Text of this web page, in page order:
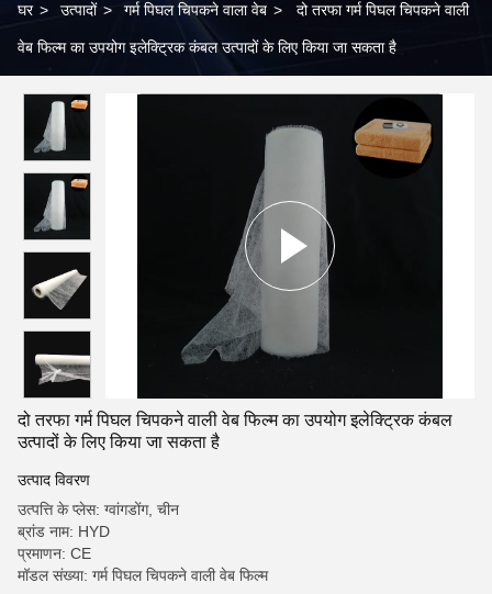
घर > उत्पादों > गर्म पिघल चिपकने वाला वेब > दो तरफा गर्म पिघल चिपकने वाली
वेब फिल्म का उपयोग इलेक्ट्रिक कंबल उत्पादों के लिए किया जा सकता है
दो तरफा गर्म पिघल चिपकने वाली वेब फिल्म का उपयोग इलेक्ट्रिक कंबल
उत्पादों के लिए किया जा सकता है
उत्पाद विवरण
उत्पत्ति के प्लेस: ग्वांगडोंग, चीन
ब्रांड नाम: HYD
प्रमाणन: CE
मॉडल संख्या: गर्म पिघल चिपकने वाली वेब फिल्म